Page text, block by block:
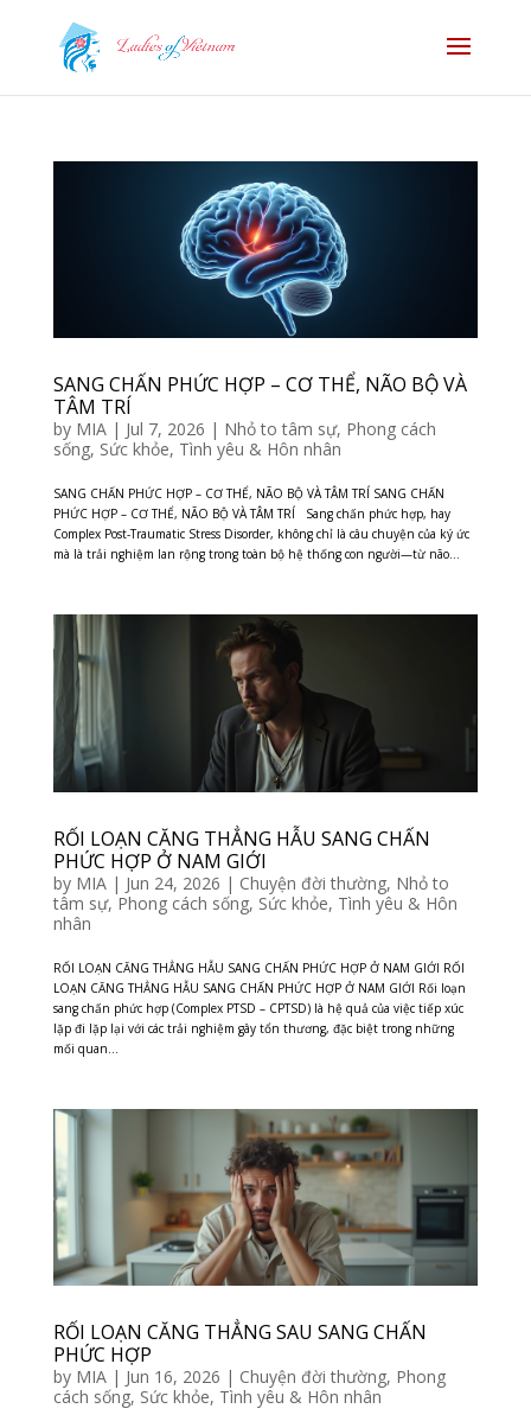
SANG CHẤN PHỨC HỢP – CƠ THỂ, NÃO BỘ VÀ
TÂM TRÍ
by MIA| Jul 7, 2026 | Nhỏ to tâm sự, Phong cách
sống, Sức khỏe, Tình yêu & Hôn nhân
SANG CHẤN PHỨC HỢP – CƠ THỂ, NÃO BỘ VÀ TÂM TRÍ SANG CHẤN
PHỨC HỢP – CƠ THỂ, NÃO BỘ VÀ TÂM TRÍ Sang chấn phức hợp, hay
Complex Post-Traumatic Stress Disorder, không chỉ là câu chuyện của ký ức
mà là trải nghiệm lan rộng trong toàn bộ hệ thống con người—từ não...
RỐI LOẠN CĂNG THẲNG HẪU SANG CHẤN
PHỨC HỢP Ở NAM GIỚI
by MIA| Jun 24, 2026 | Chuyện đời thường, Nhỏ to
tâm sự, Phong cách sống, Sức khỏe, Tình yêu & Hôn
nhân
RỐI LOẠN CĂNG THẲNG HẪU SANG CHẤN PHỨC HỢP Ở NAM GIỚI RỐI
LOẠN CĂNG THẲNG HẪU SANG CHẤN PHỨC HỢP Ở NAM GIỚI Rối loạn
sang chấn phức hợp (Complex PTSD – CPTSD) là hệ quả của việc tiếp xúc
lặp đi lặp lại với các trải nghiệm gây tổn thương, đặc biệt trong những
mối quan...
RỐI LOẠN CĂNG THẲNG SAU SANG CHẤN
PHỨC HỢP
by MIA| Jun 16, 2026 | Chuyện đời thường, Phong
cách sống, Sức khỏe, Tình yêu & Hôn nhân